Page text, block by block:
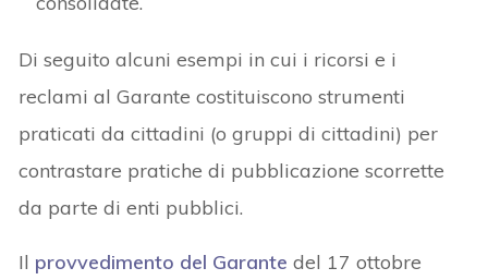
Di seguito alcuni esempi in cui i ricorsi e i
reclami al Garante costituiscono strumenti
praticati da cittadini (o gruppi di cittadini) per
contrastare pratiche di pubblicazione scorrette
da parte di enti pubblici.
Il provvedimento del Garante del 17 ottobre